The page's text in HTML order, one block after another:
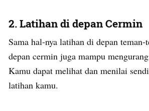
2. Latihan di depan Cermin
Sama hal-nya latihan di depan
depan cermin juga mampu
Kamu dapat melihat dan menilai
latihan kamu.